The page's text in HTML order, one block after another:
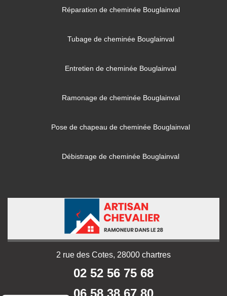
Réparation de cheminée Bouglainval
Tubage de cheminée Bouglainval
Entretien de cheminée Bouglainval
Ramonage de cheminée Bouglainval
Pose de chapeau de cheminée Bouglainval
Débistrage de cheminée Bouglainval
2 rue des Cotes, 28000 chartres
02 52 56 75 68
06 58 38 67 80